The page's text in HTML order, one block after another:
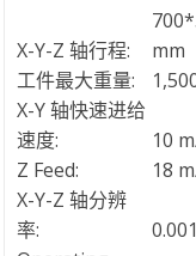
X-Y-Z 轴行程:
mm
工件最大重量:
X-Y 轴快速进给
速度:
10
Z Feed:
18
X-Y-Z 轴分辨
率: